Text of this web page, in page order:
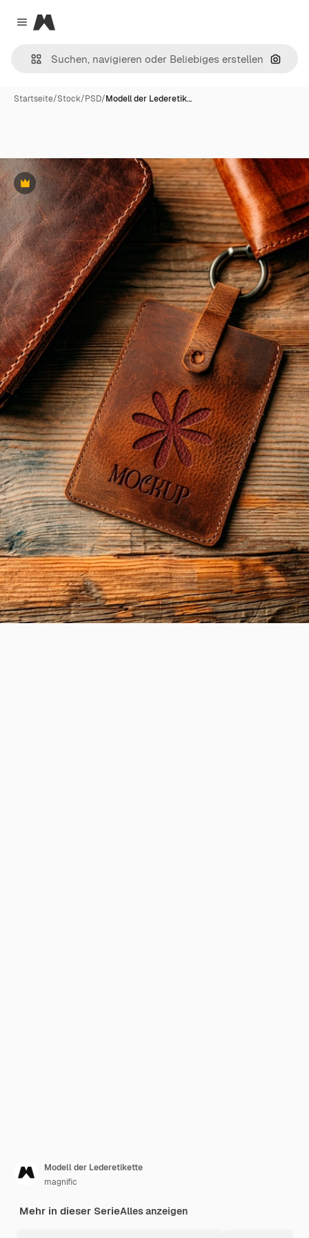
Close menu
Magnific
Nach
Startseite/Stock/PSD/Modell der Lederetik…
Premium
Modell der Lederetikette
magnific
Mehr in dieser SerieAlles anzeigen